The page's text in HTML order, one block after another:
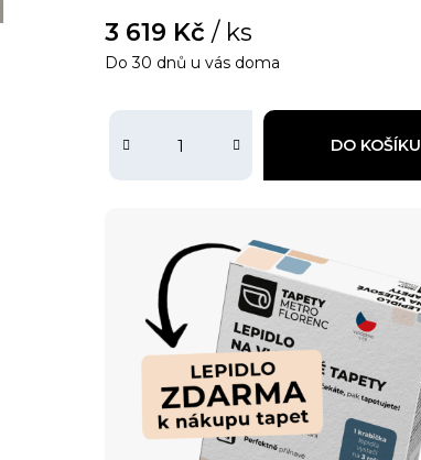
3 619 Kč/ ks
DO KOŠÍKU
Do 30 dnů u vás doma